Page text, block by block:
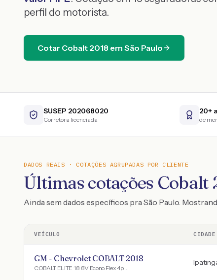
perfil do motorista.
Cotar Cobalt 2018 em São Paulo
SUSEP 202068020
Corretora licenciada
20+
de
DADOS REAIS · COTAÇÕES AGRUPADAS POR CLIENTE
Últimas cotações Cobalt
Ainda sem dados específicos pra São Paulo.
VEÍCULO CIDADE
GM - Chevrolet COBALT 2018
COBALT ELITE 1.8 8V Econo.Flex 4p Aut.